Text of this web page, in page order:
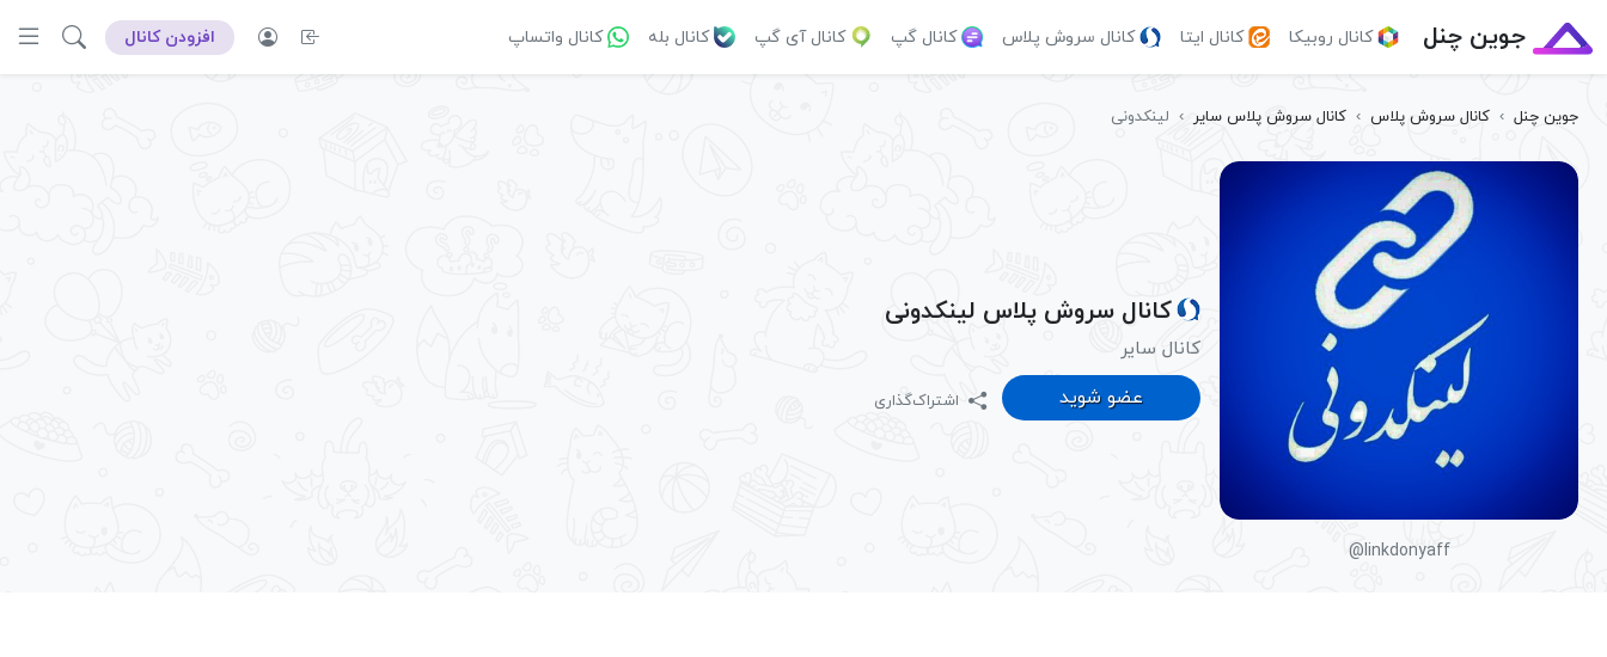
جوین چنل کانال روبیکا کانال ایتا کانال سروش پلاس کانال گپ کانال آی گپ کانال بله کانال واتساپ افزودن کانال
جوین چنل › کانال سروش پلاس › کانال سروش پلاس سایر › لینکدونی
@linkdonyaff
کانال سروش پلاس لینکدونی
کانال سایر
عضو شوید
اشتراک‌گذاری